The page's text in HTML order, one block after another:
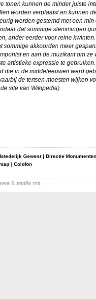
tonen kunnen de minder juiste
worden verplaatst en kunnen
worden gestemd met een min
dat sommige stemmingen
ander eerder voor reine
sommige akkoorden meer
en aan de muzikant om ze
artistieke expressie te
die in de middeleeuwen werd
de tertsen moesten wijken
site van Wikipedia).
Gewest| Directie
| Colofon
& studio rvb